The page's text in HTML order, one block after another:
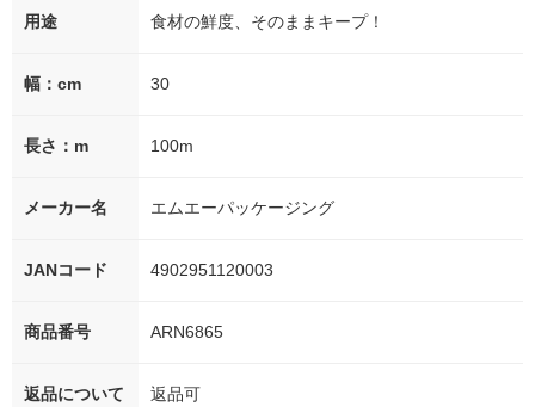
用途 食材の鮮度、そのままキープ！
幅：cm 30
長さ：m 100m
メーカー名 エムエーパッケージング
JANコード 4902951120003
商品番号 ARN6865
返品について
返品可